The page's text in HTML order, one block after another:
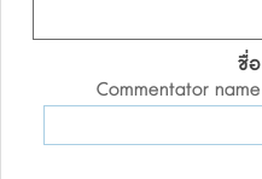
ชื่อ
Commentator name